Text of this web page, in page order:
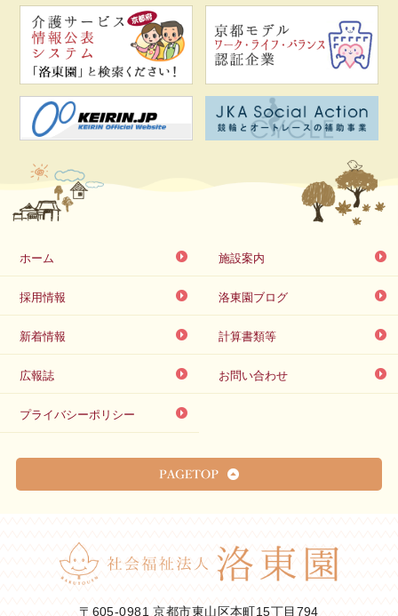
ホーム 施設案内
採用情報 洛東園ブログ
新着情報 計算書類等
広報誌 お問い合わせ
プライバシーポリシー
〒605-0981 京都市東山区本町15丁目794